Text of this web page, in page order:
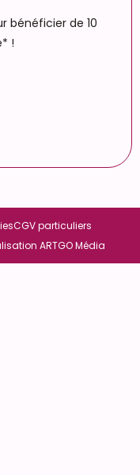
bénéficier de 10
!
CGV particuliers
ARTGO Média